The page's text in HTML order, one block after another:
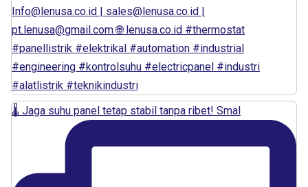
🌡️ Jaga suhu panel tetap stabil tanpa ribet! Smal